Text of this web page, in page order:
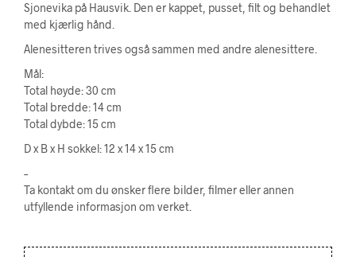
Sjonevika på Hausvik. Den er kappet, pusset, filt og behandlet
med kjærlig hånd.
Alenesitteren trives også sammen med andre alenesittere.
Mål:
Total høyde: 30 cm
Total bredde: 14 cm
Total dybde: 15 cm
D x B x H sokkel: 12 x 14 x 15 cm
–
Ta kontakt om du ønsker flere bilder, filmer eller annen
utfyllende informasjon om verket.